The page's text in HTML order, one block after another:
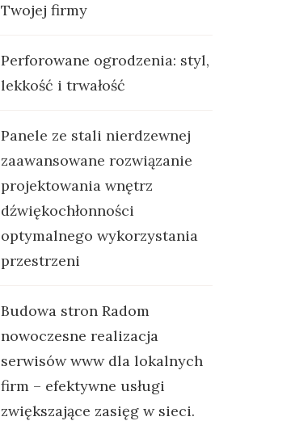
Twojej firmy
Perforowane ogrodzenia: styl,
lekkość i trwałość
Panele ze stali nierdzewnej
zaawansowane rozwiązanie
projektowania wnętrz
dźwiękochłonności
optymalnego wykorzystania
przestrzeni
Budowa stron Radom
nowoczesne realizacja
serwisów www dla lokalnych
firm – efektywne usługi
zwiększające zasięg w sieci.